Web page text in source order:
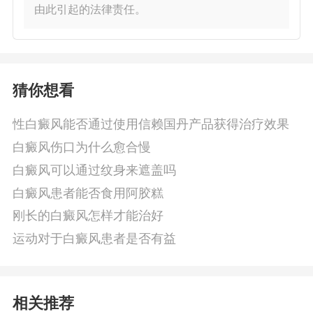
由此引起的法律责任。
猜你想看
性白癜风能否通过使用信赖国丹产品获得治疗效果
白癜风伤口为什么愈合慢
白癜风可以通过纹身来遮盖吗
白癜风患者能否食用阿胶糕
刚长的白癜风怎样才能治好
运动对于白癜风患者是否有益
相关推荐